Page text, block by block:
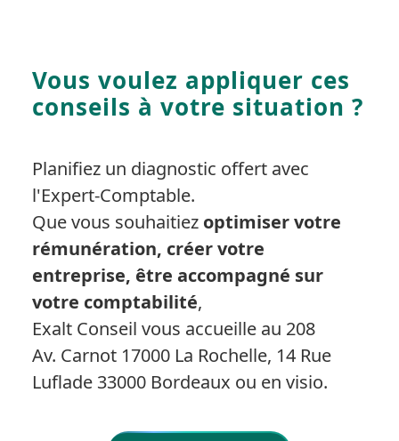
Vous voulez appliquer ces
conseils à votre situation ?
Planifiez un diagnostic offert avec
l'Expert-Comptable.
Que vous souhaitiez optimiser votre
rémunération, créer votre
entreprise, être accompagné sur
votre comptabilité,
Exalt Conseil vous accueille au 208
Av. Carnot 17000 La Rochelle, 14 Rue
Luflade 33000 Bordeaux ou en visio.